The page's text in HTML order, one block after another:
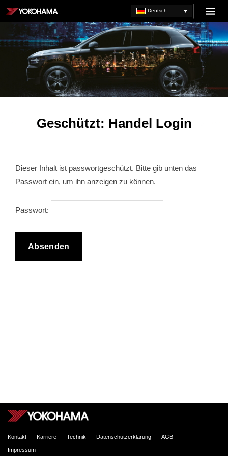
Zum
springen
YOKOHAMA
BE
Deutsch
Menu
Geschützt: Handel Login
Dieser Inhalt ist passwortgeschützt. Bitte gib unten das
Passwort ein, um ihn anzeigen zu können.
Passwort:
Kontakt Karriere Technik Datenschutzerklärung AGB
Impressum